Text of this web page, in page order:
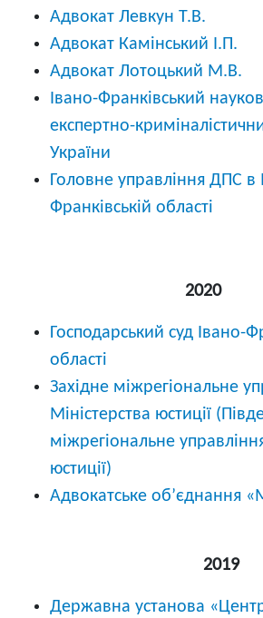
Адвокат Левкун Т.В.
Адвокат Камінський І.П.
Адвокат Лотоцький М.В.
Івано-Франківський
експертно-
України
Головне управління ДПС в
Франківській області
2020
Господарський суд Івано-
області
Західне міжрегіональне
Міністерства юстиції
міжрегіональне
юстиції)
Адвокатське об’єднання
2019
Державна установа